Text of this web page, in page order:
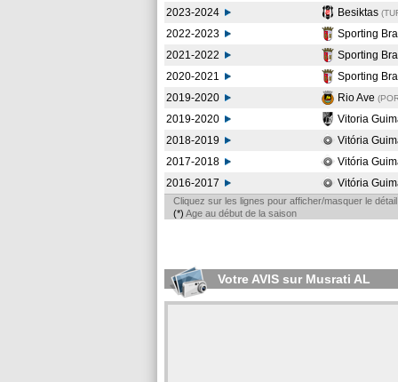
2023-2024
Besiktas
2022-2023
Sporting
2021-2022
Sporting
2020-2021
Sporting
2019-2020
Rio Ave
2019-2020
Vitoria
2018-2019
Vitória
2017-2018
Vitória
2016-2017
Vitória
Cliquez sur les lignes pour afficher/masquer le
(*) Age au début de la saison
Votre AVIS sur Musrati AL